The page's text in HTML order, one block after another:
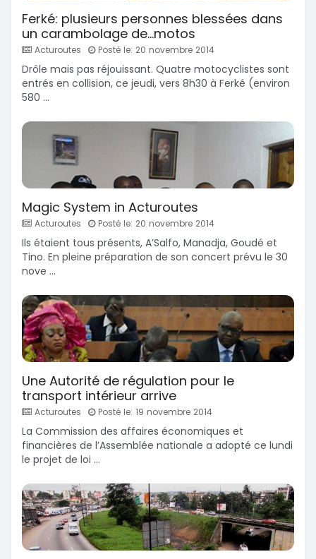
Ferké: plusieurs personnes blessées dans
un carambolage de...motos
Acturoutes Posté le: 20 novembre 2014
Drôle mais pas réjouissant. Quatre motocyclistes sont
entrés en collision, ce jeudi, vers 8h30 à Ferké (environ
580 ...
Magic System in Acturoutes
Acturoutes Posté le: 20 novembre 2014
Ils étaient tous présents, A’Salfo, Manadja, Goudé et
Tino. En pleine préparation de son concert prévu le 30
nove ...
Une Autorité de régulation pour le
transport intérieur arrive
Acturoutes Posté le: 19 novembre 2014
La Commission des affaires économiques et
financières de l’Assemblée nationale a adopté ce lundi
le projet de loi ...